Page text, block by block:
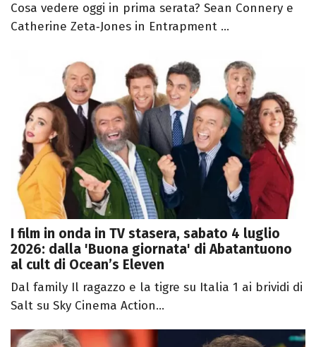
Cosa vedere oggi in prima serata? Sean Connery e
Catherine Zeta‑Jones in Entrapment ...
I film in onda in TV stasera, sabato 4 luglio
2026: dalla 'Buona giornata' di Abatantuono
al cult di Ocean’s Eleven
Dal family Il ragazzo e la tigre su Italia 1 ai brividi di
Salt su Sky Cinema Action...